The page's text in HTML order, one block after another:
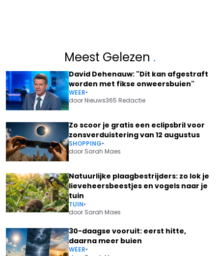
Meest Gelezen .
David Dehenauw: "Dit kan afgestraft
worden met fikse onweersbuien"
WEER•
doorNieuws365 Redactie
Zo scoor je gratis een eclipsbril voor
zonsverduistering van 12 augustus
SHOPPING•
door Sarah Maes
Natuurlijke plaagbestrijders: zo lok je
lieveheersbeestjes en vogels naar je
tuin
TUIN•
door Sarah Maes
30-daagse vooruit: eerst hitte,
daarna meer buien
WEER•